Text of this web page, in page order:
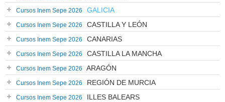
Cursos Inem Sepe 2026 GALICIA
Cursos Inem Sepe 2026 CASTILLA Y LEÓN
Cursos Inem Sepe 2026 CANARIAS
Cursos Inem Sepe 2026 CASTILLA LA MANCHA
Cursos Inem Sepe 2026 ARAGÓN
Cursos Inem Sepe 2026 REGIÓN DE MURCIA
Cursos Inem Sepe 2026 ILLES BALEARS